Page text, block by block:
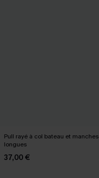
Pull rayé à col bateau et manches
longues
37,00 €